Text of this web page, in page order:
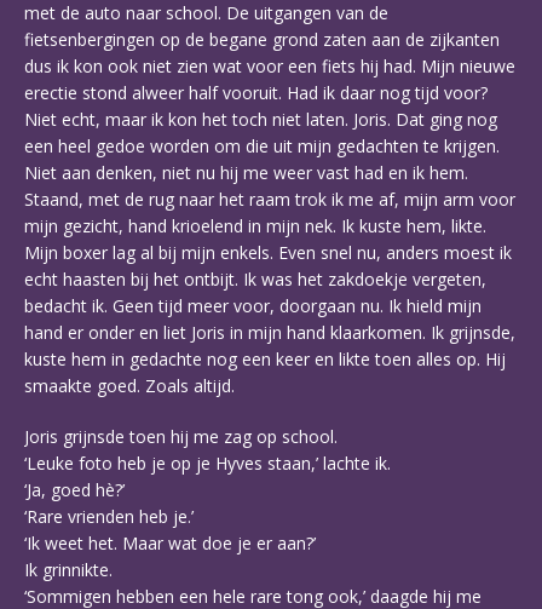
met de auto naar school. De uitgangen van de
fietsenbergingen op de begane grond zaten aan de zijkanten
dus ik kon ook niet zien wat voor een fiets hij had. Mijn nieuwe
erectie stond alweer half vooruit. Had ik daar nog tijd voor?
Niet echt, maar ik kon het toch niet laten. Joris. Dat ging nog
een heel gedoe worden om die uit mijn gedachten te krijgen.
Niet aan denken, niet nu hij me weer vast had en ik hem.
Staand, met de rug naar het raam trok ik me af, mijn arm voor
mijn gezicht, hand krioelend in mijn nek. Ik kuste hem, likte.
Mijn boxer lag al bij mijn enkels. Even snel nu, anders moest ik
echt haasten bij het ontbijt. Ik was het zakdoekje vergeten,
bedacht ik. Geen tijd meer voor, doorgaan nu. Ik hield mijn
hand er onder en liet Joris in mijn hand klaarkomen. Ik grijnsde,
kuste hem in gedachte nog een keer en likte toen alles op. Hij
smaakte goed. Zoals altijd.
Joris grijnsde toen hij me zag op school.
‘Leuke foto heb je op je Hyves staan,’ lachte ik.
‘Ja, goed hè?’
‘Rare vrienden heb je.’
‘Ik weet het. Maar wat doe je er aan?’
Ik grinnikte.
‘Sommigen hebben een hele rare tong ook,’ daagde hij me